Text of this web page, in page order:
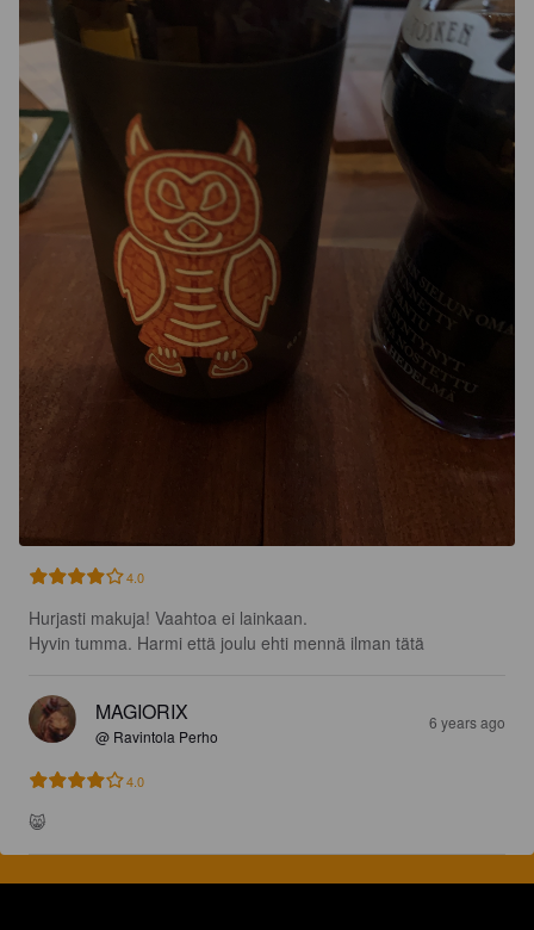
4.0
Hurjasti makuja! Vaahtoa ei lainkaan.
Hyvin tumma. Harmi että joulu ehti mennä ilman tätä
MAGIORIX
@ Ravintola Perho
6 years ago
4.0
😸